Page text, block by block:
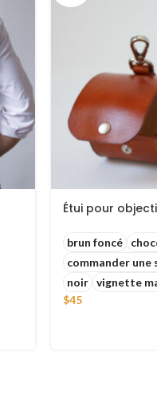
Étui pour
brun foncé
commander une
noir
vignette
$45